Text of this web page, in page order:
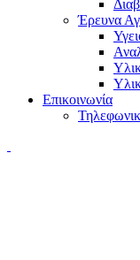
Έρευνα
Επικοινωνία